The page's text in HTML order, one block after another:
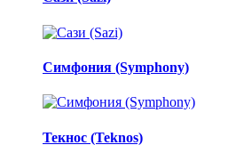
Симфония (Symphony)
Текнос (Teknos)